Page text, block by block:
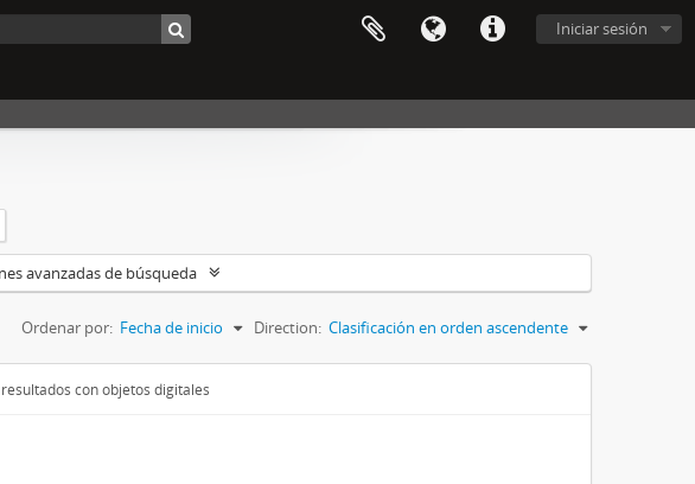
Iniciar sesión
avanzadas de búsqueda
Ordenar por: Fecha de inicio Direction: Clasificación en orden ascendente
con objetos digitales